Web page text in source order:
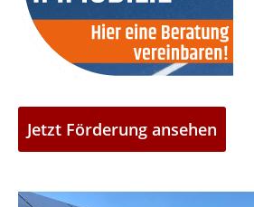
Jetzt Förderung ansehen